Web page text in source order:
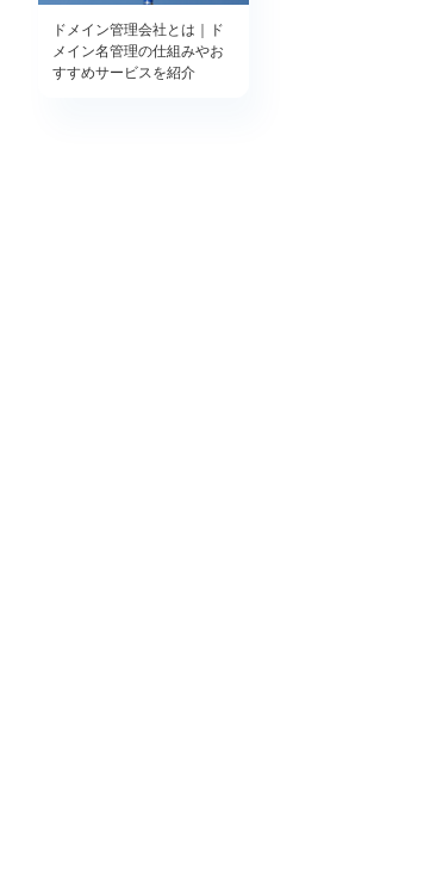
ドメイン管理会社とは｜ド
メイン名管理の仕組みやお
すすめサービスを紹介